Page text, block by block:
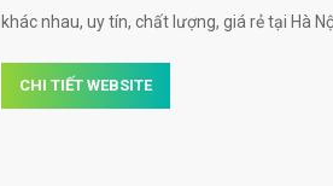
khác nhau, uy tín, chất lượng, giá rẻ tại Hà
CHI TIẾT WEBSITE